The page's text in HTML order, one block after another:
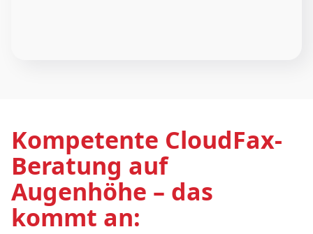
Kompetente CloudFax-
Beratung auf
Augenhöhe – das
kommt an: